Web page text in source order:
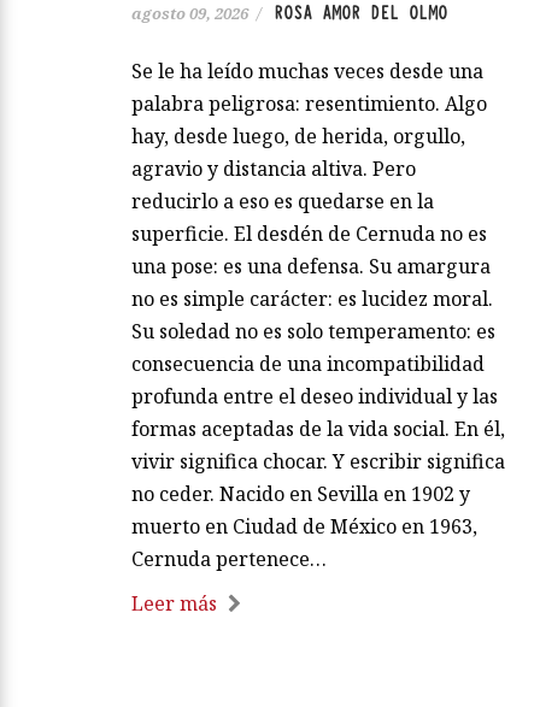
agosto 09, 2026 / ROSA AMOR DEL OLMO
Se le ha leído muchas veces desde una
palabra peligrosa: resentimiento. Algo
hay, desde luego, de herida, orgullo,
agravio y distancia altiva. Pero
reducirlo a eso es quedarse en la
superficie. El desdén de Cernuda no es
una pose: es una defensa. Su amargura
no es simple carácter: es lucidez moral.
Su soledad no es solo temperamento: es
consecuencia de una incompatibilidad
profunda entre el deseo individual y las
formas aceptadas de la vida social. En él,
vivir significa chocar. Y escribir significa
no ceder. Nacido en Sevilla en 1902 y
muerto en Ciudad de México en 1963,
Cernuda pertenece…
Leer más